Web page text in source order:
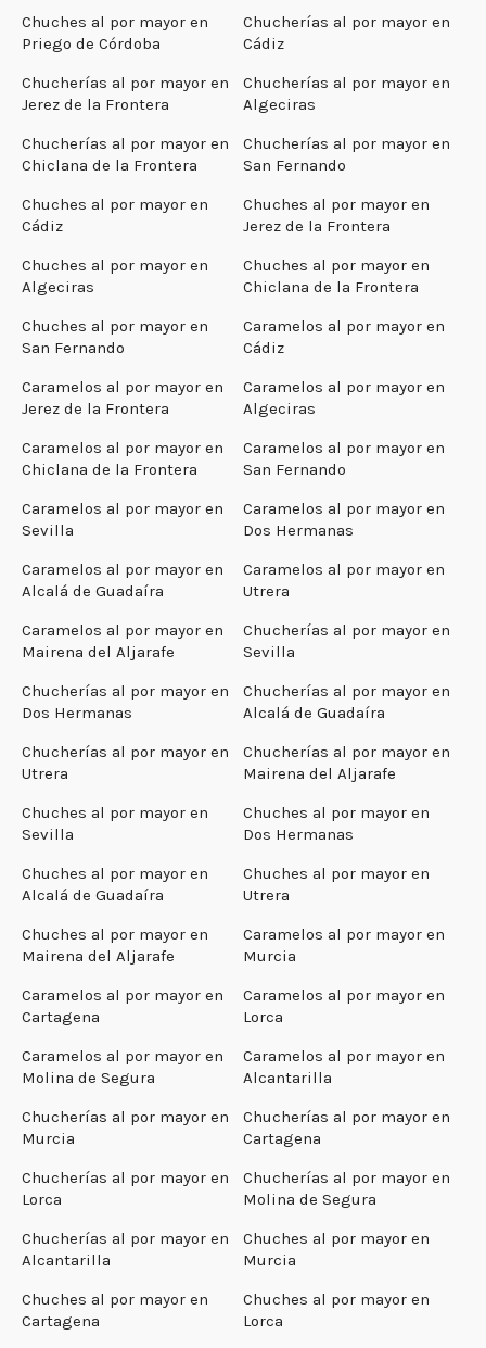
Chuches al por mayor en
Priego de Córdoba
Chucherías al por mayor en
Cádiz
Chucherías al por mayor en
Jerez de la Frontera
Chucherías al por mayor en
Algeciras
Chucherías al por mayor en
Chiclana de la Frontera
Chucherías al por mayor en
San Fernando
Chuches al por mayor en
Cádiz
Chuches al por mayor en
Jerez de la Frontera
Chuches al por mayor en
Algeciras
Chuches al por mayor en
Chiclana de la Frontera
Chuches al por mayor en
San Fernando
Caramelos al por mayor en
Cádiz
Caramelos al por mayor en
Jerez de la Frontera
Caramelos al por mayor en
Algeciras
Caramelos al por mayor en
Chiclana de la Frontera
Caramelos al por mayor en
San Fernando
Caramelos al por mayor en
Sevilla
Caramelos al por mayor en
Dos Hermanas
Caramelos al por mayor en
Alcalá de Guadaíra
Caramelos al por mayor en
Utrera
Caramelos al por mayor en
Mairena del Aljarafe
Chucherías al por mayor en
Sevilla
Chucherías al por mayor en
Dos Hermanas
Chucherías al por mayor en
Alcalá de Guadaíra
Chucherías al por mayor en
Utrera
Chucherías al por mayor en
Mairena del Aljarafe
Chuches al por mayor en
Sevilla
Chuches al por mayor en
Dos Hermanas
Chuches al por mayor en
Alcalá de Guadaíra
Chuches al por mayor en
Utrera
Chuches al por mayor en
Mairena del Aljarafe
Caramelos al por mayor en
Murcia
Caramelos al por mayor en
Cartagena
Caramelos al por mayor en
Lorca
Caramelos al por mayor en
Molina de Segura
Caramelos al por mayor en
Alcantarilla
Chucherías al por mayor en
Murcia
Chucherías al por mayor en
Cartagena
Chucherías al por mayor en
Lorca
Chucherías al por mayor en
Molina de Segura
Chucherías al por mayor en
Alcantarilla
Chuches al por mayor en
Murcia
Chuches al por mayor en
Cartagena
Chuches al por mayor en
Lorca